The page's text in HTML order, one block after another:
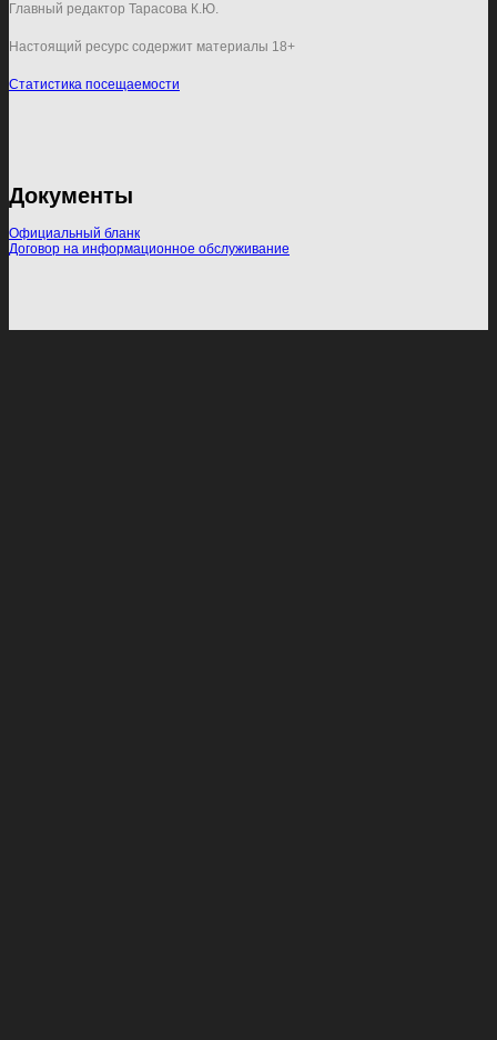
Главный редактор Тарасова К.Ю.
Настоящий ресурс содержит материалы 18+
Статистика посещаемости
Документы
Официальный бланк
Договор на информационное обслуживание